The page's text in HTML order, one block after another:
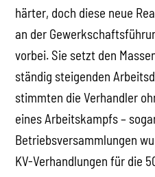
härter, doch diese neue
an der
vorbei. Sie setzt den
ständig steigenden
stimmten die Verhandler
eines Arbeitskampfs –
Betriebsversammlungen
KV-Verhandlungen für die